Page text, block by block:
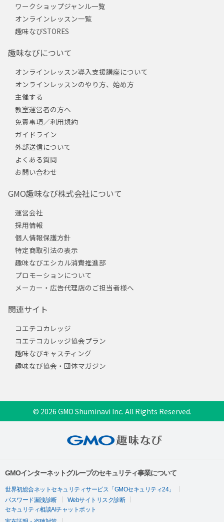
ワークショップジャンル一覧
オンラインレッスン一覧
趣味なびSTORES
趣味なびについて
オンラインレッスン導入支援講座について
オンラインレッスンのやり方、始め方
主催する
教室運営者の方へ
免責事項／利用規約
ガイドライン
外部送信について
よくある質問
お問い合わせ
GMO趣味なび株式会社について
運営会社
採用情報
個人情報保護方針
特定商取引法の表示
趣味なびエシカル消費推進部
プロモーションについて
メーカー・広告代理店のご担当者様へ
関連サイト
コエテコカレッジ
コエテコカレッジ協会プラン
趣味なびキャスティング
趣味なび協会・団体マガジン
© 2026 GMO Shuminavi Inc. All Rights Reserved.